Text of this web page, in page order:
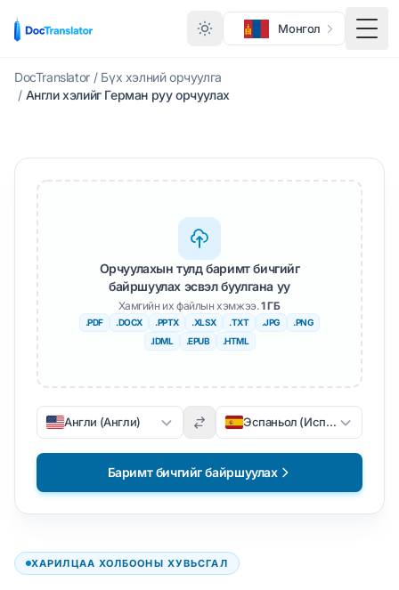
Монгол
DocTranslator / Бүх хэлний орчуулга
/ Англи хэлийг Герман руу орчуулах
ХАРИЛЦАА ХОЛБООНЫ ХУВЬСГАЛ
Орчуулахын тулд баримт бичгийг
байршуулах эсвэл буулгана уу
Хамгийн их файлын хэмжээ.1 ГБ
.PDF .DOCX .PPTX .XLSX .TXT .JPG
.PNG
.IDML
.EPUB .HTML
Англи (Англи) Эспаньол (Испани)
Баримт бичгийг байршуулах